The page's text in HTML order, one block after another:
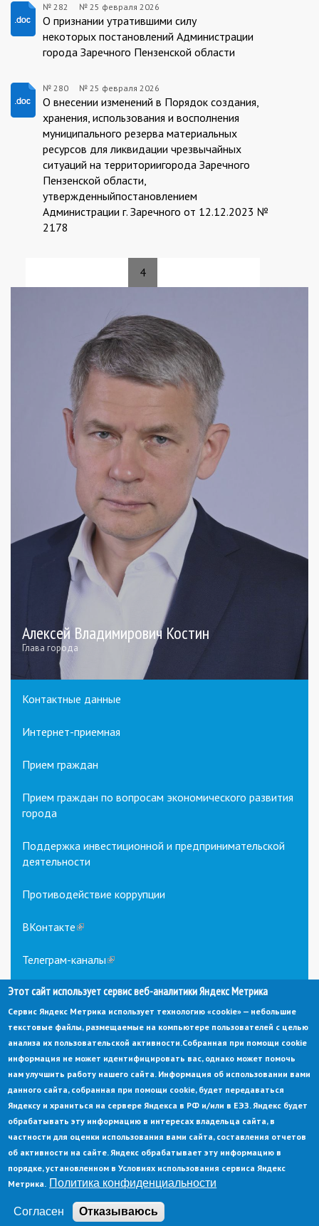
25.02.2026/282
№ 282 № 25 февраля 2026
О признании утратившими силу
некоторых постановлений Администрации
города Заречного Пензенской области
25.02.2026/280
№ 280 № 25 февраля 2026
О внесении изменений в Порядок создания,
хранения, использования и восполнения
муниципального резерва материальных
ресурсов для ликвидации чрезвычайных
ситуаций на территориигорода Заречного
Пензенской области,
утвержденныйпостановлением
Администрации г. Заречного от 12.12.2023 №
2178
Страницы
4
Алексей Владимирович Костин
Глава города
Контактные данные
Интернет-приемная
Прием граждан
Прием граждан по вопросам экономического развития
города
Поддержка инвестиционной и предпринимательской
деятельности
Противодействие коррупции
ВКонтакте(link
external)
Телеграм-каналы(link
external)
© Администрация города Заречный
Электронная почта:
adm@zarechny.zato.ru
sends
e-
mail)
Пензенская обл, г. Заречный, пр-кт. 30-летия Победы, д. 27, 442960
При публикации материалов сайта ссылка на источник обязательна.
Политика конфиденциальности Ссылка на старый сайт
Этот сайт использует сервис веб-аналитики Яндекс Метрика
Сервис Яндекс Метрика использует технологию «cookie» — небольшие
текстовые файлы, размещаемые на компьютере пользователей с целью
анализа их пользовательской активности.Собранная при помощи cookie
информация не может идентифицировать вас, однако может помочь
нам улучшить работу нашего сайта. Информация об использовании вами
данного сайта, собранная при помощи cookie, будет передаваться
Яндексу и храниться на сервере Яндекса в РФ и/или в ЕЭЗ. Яндекс будет
обрабатывать эту информацию в интересах владельца сайта, в
частности для оценки использования вами сайта, составления отчетов
об активности на сайте. Яндекс обрабатывает эту информацию в
порядке, установленном в Условиях использования сервиса Яндекс
Метрика. Политика конфиденциальности
Согласен Отказываюсь